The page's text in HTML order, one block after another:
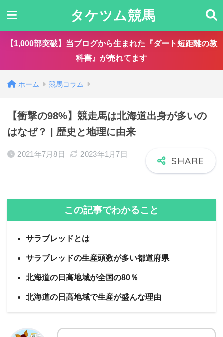
タケツム競馬
【1,000部突破】当ブログから生まれた『ダート短距離の教
科書』が売れてます
ホーム 競馬コラム
【衝撃の98%】競走馬は北海道出身が多いの
はなぜ？ | 歴史と地理に由来
2021年7月8日 2023年1月7日
この記事でわかること
サラブレッドとは
サラブレッドの生産頭数が多い都道府県
北海道の日高地域が全国の80％
北海道の日高地域で生産が盛んな理由